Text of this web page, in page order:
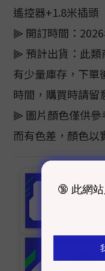
遙控器+1.8米插頭
⫸ 開訂時間：
⫸ 預計出貨：此類
有少量庫存，下單
時間，購買時請留
⫸ 圖片顏色僅供參
而有色差，顏色以